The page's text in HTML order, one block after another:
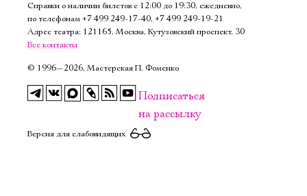
Справки о наличии билетов с 12:00 до 19:30, ежедневно,
по телефонам +7 499 249‑17‑40, +7 499 249‑19‑21
Адрес театра: 121165, Москва, Кутузовский проспект, 30
Все контакты
© 1996—2026, Мастерская П. Фоменко
Подписаться
на рассылку
Версия для слабовидящих